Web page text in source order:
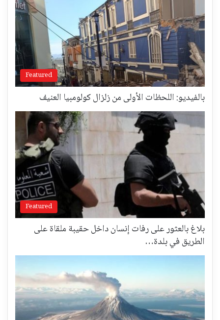
Featured
بالفيديو: اللحظات الأولى من زلزال كولومبيا العنيف
Featured
بلاغ بالعثور على رفات إنسان داخل حقيبة ملقاة على
الطريق في بلدة…